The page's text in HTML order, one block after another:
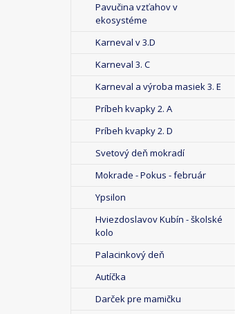
Pavučina vzťahov v
ekosystéme
Karneval v 3.D
Karneval 3. C
Karneval a výroba masiek 3. E
Príbeh kvapky 2. A
Príbeh kvapky 2. D
Svetový deň mokradí
Mokrade - Pokus - február
Ypsilon
Hviezdoslavov Kubín - školské
kolo
Palacinkový deň
Autíčka
Darček pre mamičku